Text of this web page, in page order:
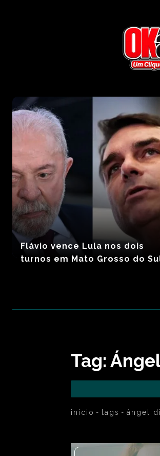
Flávio vence Lula nos dois
turnos em Mato Grosso do
Tag:
início tags ángel